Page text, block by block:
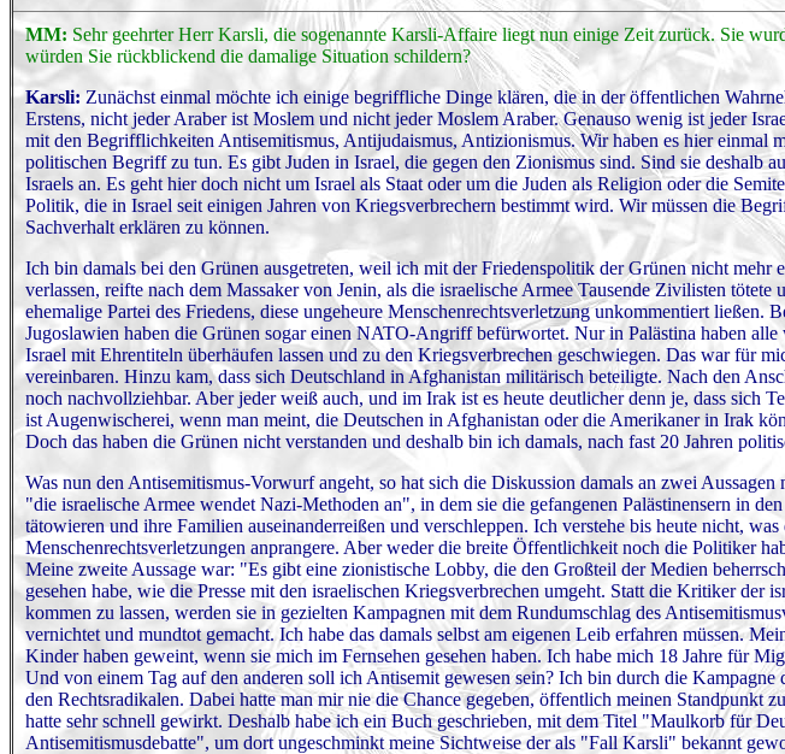
MM: Sehr geehrter Herr Karsli, die sogenannte Karsli-Affaire liegt nun einige Zeit zurück. Sie
würden Sie rückblickend die damalige Situation schildern?
Karsli: Zunächst einmal möchte ich einige begriffliche Dinge klären, die in der öffentlichen
Erstens, nicht jeder Araber ist Moslem und nicht jeder Moslem Araber. Genauso wenig ist jeder
mit den Begrifflichkeiten Antisemitismus, Antijudaismus, Antizionismus. Wir haben es hier einmal
politischen Begriff zu tun. Es gibt Juden in Israel, die gegen den Zionismus sind. Sind sie deshalb
Israels an. Es geht hier doch nicht um Israel als Staat oder um die Juden als Religion oder die
Politik, die in Israel seit einigen Jahren von Kriegsverbrechern bestimmt wird. Wir müssen die
Sachverhalt erklären zu können.
Ich bin damals bei den Grünen ausgetreten, weil ich mit der Friedenspolitik der Grünen nicht mehr
verlassen, reifte nach dem Massaker von Jenin, als die israelische Armee Tausende Zivilisten
ehemalige Partei des Friedens, diese ungeheure Menschenrechtsverletzung unkommentiert ließen.
Jugoslawien haben die Grünen sogar einen NATO-Angriff befürwortet. Nur in Palästina haben alle
Israel mit Ehrentiteln überhäufen lassen und zu den Kriegsverbrechen geschwiegen. Das war für
vereinbaren. Hinzu kam, dass sich Deutschland in Afghanistan militärisch beteiligte. Nach den
noch nachvollziehbar. Aber jeder weiß auch, und im Irak ist es heute deutlicher denn je, dass sich
ist Augenwischerei, wenn man meint, die Deutschen in Afghanistan oder die Amerikaner in Irak
Doch das haben die Grünen nicht verstanden und deshalb bin ich damals, nach fast 20 Jahren
Was nun den Antisemitismus-Vorwurf angeht, so hat sich die Diskussion damals an zwei Aussagen
"die israelische Armee wendet Nazi-Methoden an", in dem sie die gefangenen Palästinensern in
tätowieren und ihre Familien auseinanderreißen und verschleppen. Ich verstehe bis heute nicht,
Menschenrechtsverletzungen anprangere. Aber weder die breite Öffentlichkeit noch die Politiker
Meine zweite Aussage war: "Es gibt eine zionistische Lobby, die den Großteil der Medien
gesehen habe, wie die Presse mit den israelischen Kriegsverbrechen umgeht. Statt die Kritiker der
kommen zu lassen, werden sie in gezielten Kampagnen mit dem Rundumschlag des
vernichtet und mundtot gemacht. Ich habe das damals selbst am eigenen Leib erfahren müssen.
Kinder haben geweint, wenn sie mich im Fernsehen gesehen haben. Ich habe mich 18 Jahre für
Und von einem Tag auf den anderen soll ich Antisemit gewesen sein? Ich bin durch die
den Rechtsradikalen. Dabei hatte man mir nie die Chance gegeben, öffentlich meinen Standpunkt
hatte sehr schnell gewirkt. Deshalb habe ich ein Buch geschrieben, mit dem Titel "Maulkorb für
Antisemitismusdebatte", um dort ungeschminkt meine Sichtweise der als "Fall Karsli" bekannt